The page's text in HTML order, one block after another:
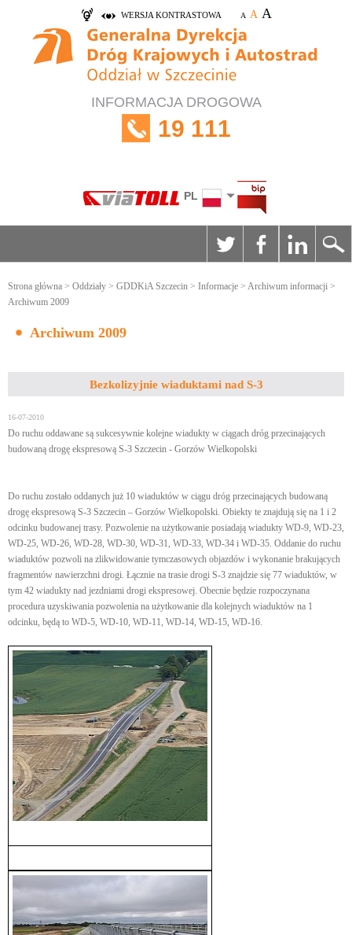
WERSJA KONTRASTOWA A A A
INFORMACJA DROGOWA
19 111
PL
Strona główna > Oddziały > GDDKiA Szczecin > Informacje > Archiwum informacji >
Archiwum 2009
Archiwum 2009
Bezkolizyjnie wiaduktami nad S-3
16-07-2010
Do ruchu oddawane są sukcesywnie kolejne wiadukty w ciągach dróg przecinających
budowaną drogę ekspresową S-3 Szczecin - Gorzów Wielkopolski
Do ruchu zostało oddanych już 10 wiaduktów w ciągu dróg przecinających budowaną
drogę ekspresową S-3 Szczecin – Gorzów Wielkopolski. Obiekty te znajdują się na 1 i 2
odcinku budowanej trasy. Pozwolenie na użytkowanie posiadają wiadukty WD-9, WD-23,
WD-25, WD-26, WD-28, WD-30, WD-31, WD-33, WD-34 i WD-35. Oddanie do ruchu
wiaduktów pozwoli na zlikwidowanie tymczasowych objazdów i wykonanie brakujących
fragmentów nawierzchni drogi. Łącznie na trasie drogi S-3 znajdzie się 77 wiaduktów, w
tym 42 wiadukty nad jezdniami drogi ekspresowej. Obecnie będzie rozpoczynana
procedura uzyskiwania pozwolenia na użytkowanie dla kolejnych wiaduktów na 1
odcinku, będą to WD-5, WD-10, WD-11, WD-14, WD-15, WD-16.